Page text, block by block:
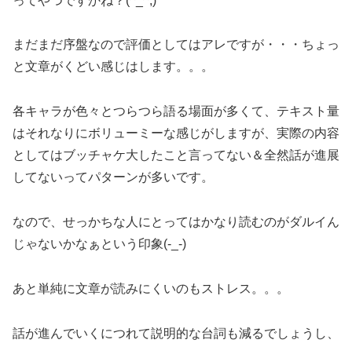
まだまだ序盤なので評価としてはアレですが・・・ちょっ
と文章がくどい感じはします。。。
各キャラが色々とつらつら語る場面が多くて、テキスト量
はそれなりにボリューミーな感じがしますが、実際の内容
としてはブッチャケ大したこと言ってない＆全然話が進展
してないってパターンが多いです。
なので、せっかちな人にとってはかなり読むのがダルイん
じゃないかなぁという印象(-_-)
あと単純に文章が読みにくいのもストレス。。。
話が進んでいくにつれて説明的な台詞も減るでしょうし、